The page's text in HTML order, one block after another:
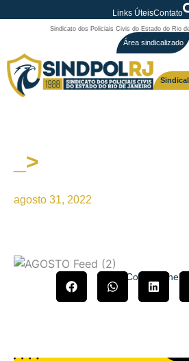
Links ÚteisContato
Sindicato dos Policiais Civis do Estado do Rio
Área sindicalizado
_>
agosto 31, 2022
Compartilhe!